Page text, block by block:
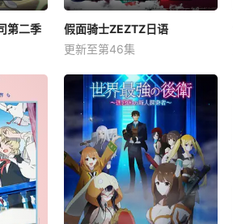
魔法光源股份有限公司第二季
――そ
て、し
&am
&a
第二季
假面骑士ZEZTZ日语
今井龙太郎
星期日 10点更1万津莫。自称
是过着平淡无奇的日常生活的
普通好青年， &amp;nbsp; &a
mp;nbsp; &amp;nbsp; &amp;
nbsp; &amp;nbsp; &amp;nbs
p; &amp;nbsp; &amp;nbsp; &
amp;nbsp; &amp;n
假面骑士ZEZTZ日语
更新至第46集